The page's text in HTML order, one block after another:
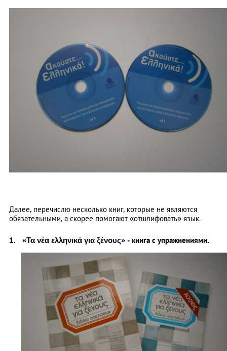
Далее, перечислю несколько книг, которые не являются
обязательными, а скорее помогают «отшлифовать» язык.
«Τα νέα ελληνικά για ξένους» - книга с упражнениями.